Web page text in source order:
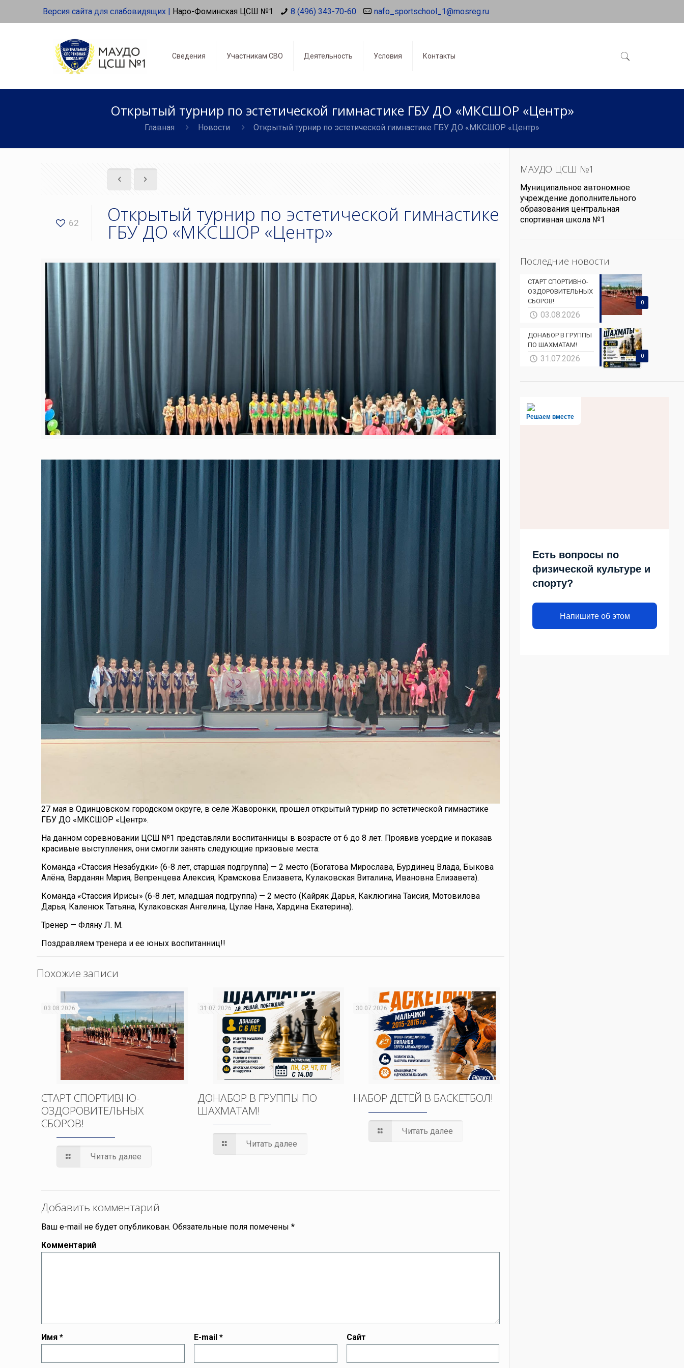
Версия сайта для слабовидящих | Наро-Фоминская ЦСШ №1 8 (496) 343-70-60 nafo_sportschool_1@mosreg.ru
Сведения Участникам СВО Деятельность Условия Контакты
Открытый турнир по эстетической гимнастике ГБУ ДО «МКСШОР «Центр»
Главная Новости Открытый турнир по эстетической гимнастике ГБУ ДО «МКСШОР «Центр»
62 Открытый турнир по эстетической гимнастике
ГБУ ДО «МКСШОР «Центр»
27 мая в Одинцовском городском округе, в селе Жаворонки, прошел открытый турнир по эстетической гимнастике
ГБУ ДО «МКСШОР «Центр».
На данном соревновании ЦСШ №1 представляли воспитанницы в возрасте от 6 до 8 лет. Проявив усердие и показав
красивые выступления, они смогли занять следующие призовые места:
Команда «Стассия Незабудки» (6-8 лет, старшая подгруппа) — 2 место (Богатова Мирослава, Бурдинец Влада, Быкова
Алёна, Варданян Мария, Вепренцева Алексия, Крамскова Елизавета, Кулаковская Виталина, Ивановна Елизавета).
Команда «Стассия Ирисы» (6-8 лет, младшая подгруппа) — 2 место (Кайряк Дарья, Каклюгина Таисия, Мотовилова
Дарья, Каленюк Татьяна, Кулаковская Ангелина, Цулае Нана, Хардина Екатерина).
Тренер — Фляну Л. М.
Поздравляем тренера и ее юных воспитанниц!!
Похожие записи
03.08.2026
СТАРТ СПОРТИВНО-
ОЗДОРОВИТЕЛЬНЫХ
СБОРОВ!
Читать далее
31.07.2026
ДОНАБОР В ГРУППЫ ПО
ШАХМАТАМ!
Читать далее
30.07.2026
НАБОР ДЕТЕЙ В БАСКЕТБОЛ!
Читать далее
Добавить комментарий
Ваш e-mail не будет опубликован. Обязательные поля помечены*
Комментарий
Имя* E-mail* Сайт
МАУДО ЦСШ №1
Муниципальное автономное
учреждение дополнительного
образования центральная
спортивная школа №1
Последние новости
0
СТАРТ СПОРТИВНО-
ОЗДОРОВИТЕЛЬНЫХ
СБОРОВ!
03.08.2026
0
ДОНАБОР В ГРУППЫ
ПО ШАХМАТАМ!
31.07.2026
Решаем вместе
Есть вопросы по
физической культуре и
спорту?
Напишите об этом